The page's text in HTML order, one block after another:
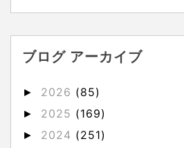
ブログ アーカイブ
► 2026 (85)
► 2025 (169)
► 2024 (251)